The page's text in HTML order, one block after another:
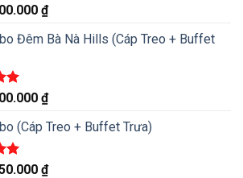
₫
Đêm Bà Nà Hills (Cáp Treo + Buffet
₫
(Cáp Treo + Buffet Trưa)
₫